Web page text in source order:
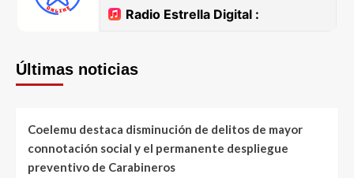
Últimas noticias
Coelemu destaca disminución de delitos de mayor
connotación social y el permanente despliegue
preventivo de Carabineros